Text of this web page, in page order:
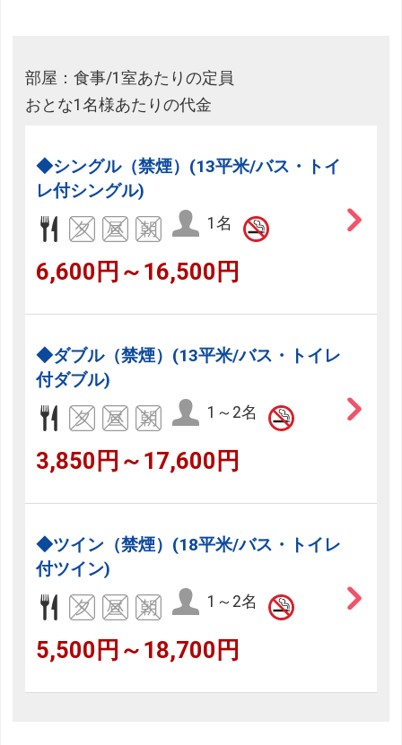
部屋：食事/1室あたりの定員
おとな1名様あたりの代金
◆シングル（禁煙）(13平米/バス・トイ
レ付シングル)
1名
6,600円～16,500円
◆ダブル（禁煙）(13平米/バス・トイレ
付ダブル)
1～2名
3,850円～17,600円
◆ツイン（禁煙）(18平米/バス・トイレ
付ツイン)
1～2名
5,500円～18,700円